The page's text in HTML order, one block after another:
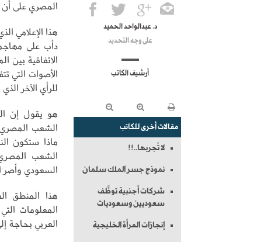
د. عبدالواحد الحميد
على وجه التحديد
أرشيف الكاتب
مقالات أخرى للكاتب
لا تُجربها..!!
نموذج جسر الملك سلمان
شركات أجنبية توظِّف
سعوديين وسعوديات
إنجازات المرأة الخليجية
المصري على أن
هذا الإعلامي
دأب على
الاتفاقية بين
الأصوات التي
للرأي الآخر
هو يقول إن
الشعب
ماذا ستكون
الشعب
السعودي وأصر
هذا المنطق
المعلومات
العربي بحاجة